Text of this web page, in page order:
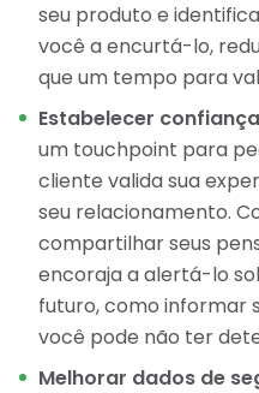
seu produto e
você a encurtá-lo,
que um tempo para
Estabelecer
um touchpoint para
cliente valida sua
seu relacionamento.
compartilhar seus
encoraja a alertá-lo
futuro, como informar
você pode não ter
Melhorar dados de